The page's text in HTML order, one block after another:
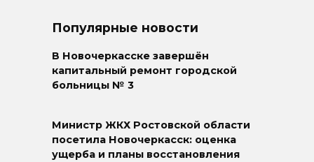
Популярные новости
В Новочеркасске завершён
капитальный ремонт городской
больницы № 3
Министр ЖКХ Ростовской области
посетила Новочеркасск: оценка
ущерба и планы восстановления